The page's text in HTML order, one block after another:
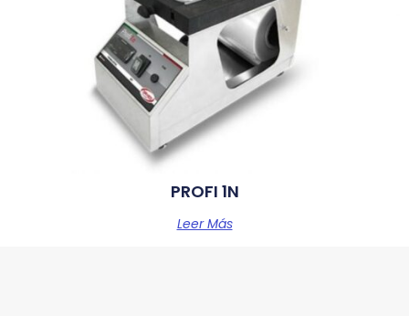
PROFI 1N
Leer Más